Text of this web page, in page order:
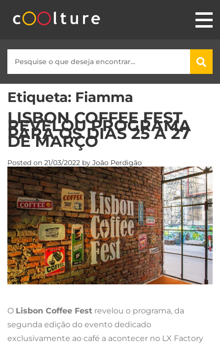
Etiqueta: Fiamma
LISBON COFFEE FEST
REVELOU PROGRAMA
PARA OS DIAS 25 A 27
DE MARÇO
Posted on 21/03/2022 by João Perdigão
O Lisbon Coffee Fest revelou o programa, da
segunda edição do evento dedicado
exclusivamente ao café a acontecer no LX Factory